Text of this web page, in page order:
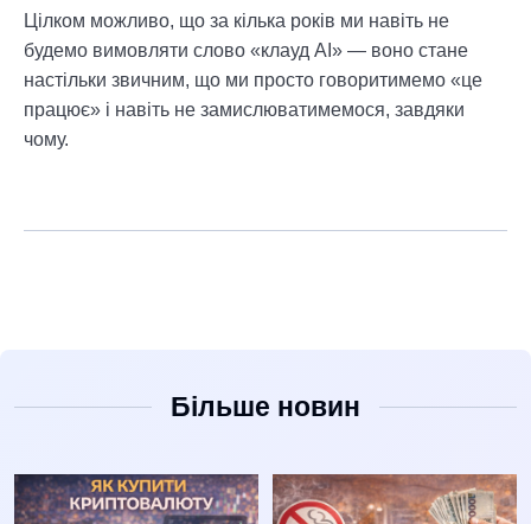
Цілком можливо, що за кілька років ми навіть не
будемо вимовляти слово «клауд АІ» — воно стане
настільки звичним, що ми просто говоритимемо «це
працює» і навіть не замислюватимемося, завдяки
чому.
Більше новин